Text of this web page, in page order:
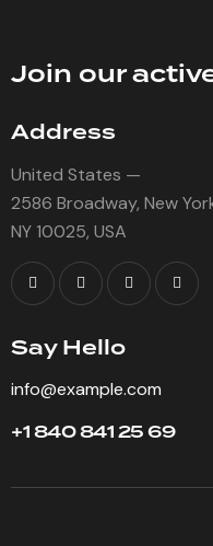
Join our
Address
United States —
2586 Broadway, New
NY 10025, USA
Say Hello
info@example.com
+1 840 841 25 69